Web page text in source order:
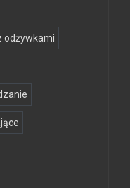
odżywkami